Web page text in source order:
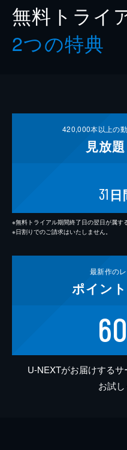
無料トライ
2つの特典
420,000本以上の
見放題
31 日
※無料トライアル期間終了日の翌日が属す
※日割りでのご請求はいたしません。
最新作の
ポイント
U-NEXTがお届けする
お試し